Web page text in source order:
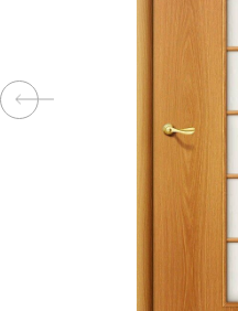
ИНТЕРЕСНЫЕ